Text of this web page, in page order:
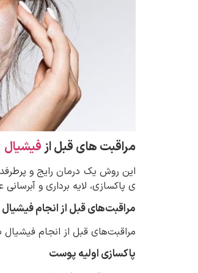
مراقبت های قبل ازفیشیال
این روش یک درمان رایج و
ی پاکسازی، لایه برداری و
مراقبت‌های قبل از انجام
مراقبت‌های قبل از انجام
پاکسازی اولیه پوست